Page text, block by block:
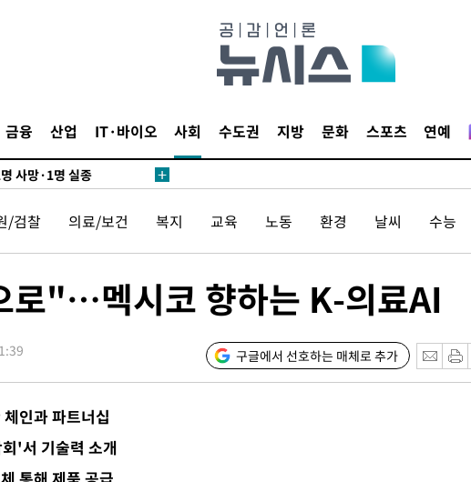
금융 산업 IT·바이오 사회 수도권 지방 문화 스포츠 연예
명 돌파
고 담벼락 붕괴
만에 숨진 채 발견
사망·1명 실종
쇄신의 기회로 삼겠다"
실망과 걱정 안겨드려 죄
스닥 1.3%↑
고, 많은 트로피 원해 아
역엔 호의주의보
명 돌파
기고 담벼락 붕괴
…감정가 1.3억원
/검찰 의료/보건 복지 교육 노동 환경 날씨 수능
로"…멕시코 향하는 K-의료AI
구글에서 선호하는 매체로 추가
인과 파트너십
'서 기술력 소개